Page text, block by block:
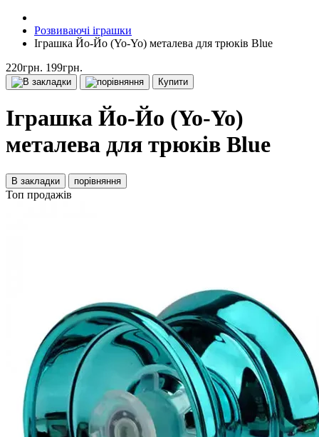
Розвиваючі іграшки
Іграшка Йо-Йо (Yo-Yo) металева для трюків Blue
220грн. 199грн.
Купити
Іграшка Йо-Йо (Yo-Yo)
металева для трюків Blue
В закладки порівняння
Топ продажів